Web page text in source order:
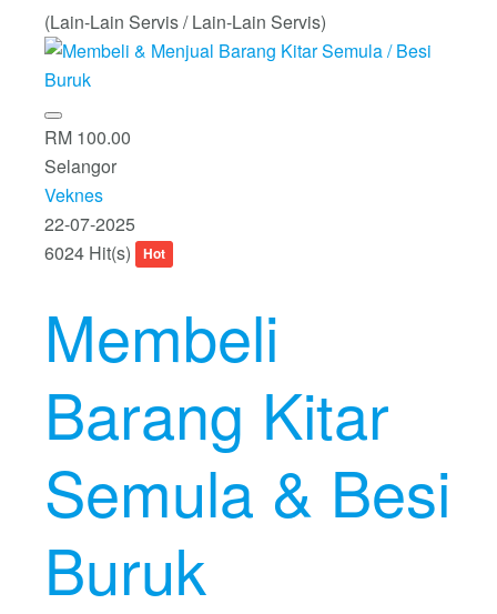
(Lain-Lain Servis / Lain-Lain Servis)
RM 100.00
Selangor
Veknes
22-07-2025
6024 Hit(s)
Hot
Membeli
Barang Kitar
Semula & Besi
Buruk